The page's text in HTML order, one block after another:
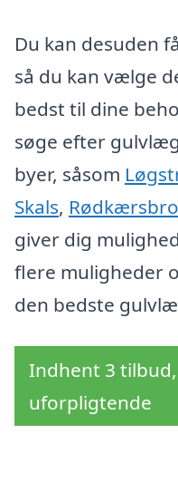
Du kan desuden
så du kan vælge
bedst til dine
søge efter
byer, såsom
Skals, Rødkærsbro
giver dig
flere muligheder
den bedste
Indhent 3
uforpligtende